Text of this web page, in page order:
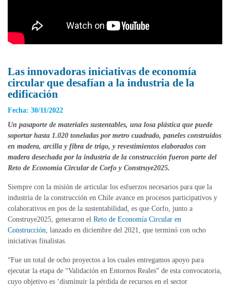
Las innovadoras iniciativas de economía
circular que desafían a la industria de la
edificación
Fecha: 30/11/2022
Un pasaporte de materiales sustentables, una losa plástica que puede
soportar hasta 1.020 toneladas por metro cuadrado, paneles construidos
en madera, arcilla y fibra de trigo, y revestimientos elaborados con
madera desechada por la industria de la construcción fueron parte del
Reto de Economía Circular de Corfo y Construye2025.
Siempre con la misión de articular los esfuerzos necesarios para que la
industria de la construcción en Chile avance en procesos participativos y
colaborativos en pos de la sustentabilidad, es que Corfo, junto a
Construye2025, generaron el Reto de Economía Circular en
Construcción, lanzado en diciembre del 2021, que terminó con ocho
iniciativas finalistas.
“Fue un total de ocho proyectos a los cuales entregamos apoyo para
ejecutar la etapa de “Validación en Entornos Reales” de esta convocatoria,
cuyo objetivo es ‘disminuir la pérdida de recursos en el sector